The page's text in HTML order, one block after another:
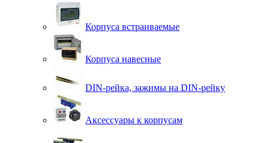
Корпуса встраиваемые
Корпуса навесные
DIN-рейка, зажимы на DIN-рейку
Аксессуары к корпусам